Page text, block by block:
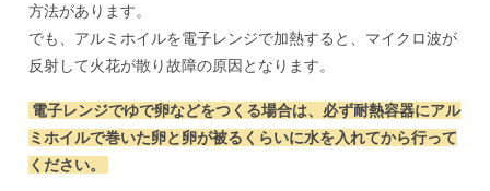
方法があります。
でも、アルミホイルを電子レンジで加熱すると、マイクロ波が
反射して火花が散り故障の原因となります。
電子レンジでゆで卵などをつくる場合は、必ず耐熱容器にアル
ミホイルで巻いた卵と卵が被るくらいに水を入れてから行って
ください。